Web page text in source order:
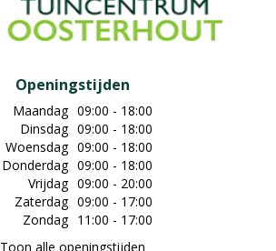
Openingstijden
Maandag 09:00 - 18:00
Dinsdag 09:00 - 18:00
Woensdag 09:00 - 18:00
Donderdag 09:00 - 18:00
Vrijdag 09:00 - 20:00
Zaterdag 09:00 - 17:00
Zondag 11:00 - 17:00
Toon alle openingstijden